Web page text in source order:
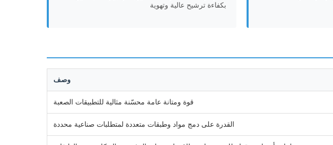
بكفاءة ترشيح عالية وتهوية
وصف
قوة ومتانة عامة محسّنة مثالية للتطبيقات الصعبة
القدرة على دمج مواد وطبقات متعددة لمتطلبات صناعية محددة